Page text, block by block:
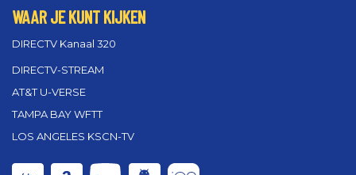
WAAR JE KUNT KIJKEN
DIRECTV Kanaal 320
DIRECTV-STREAM
AT&T U-VERSE
TAMPA BAY WFTT
LOS ANGELES KSCN-TV